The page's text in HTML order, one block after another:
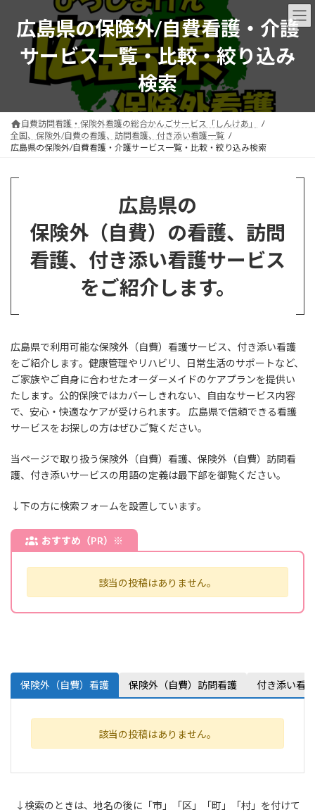
広島県の保険外/自費看護・介護
サービス一覧・比較・絞り込み
検索
自費訪問看護・保険外看護の総合かんごサービス「しんけあ」
全国、保険外/自費の看護、訪問看護、付き添い看護一覧
広島県の保険外/自費看護・介護サービス一覧・比較・絞り込み検索
広島県の
保険外（自費）の看護、訪問
看護、付き添い看護サービス
をご紹介します。
広島県で利用可能な保険外（自費）看護サービス、付き添い看護
をご紹介します。健康管理やリハビリ、日常生活のサポートなど、
ご家族やご自身に合わせたオーダーメイドのケアプランを提供い
たします。公的保険ではカバーしきれない、自由なサービス内容
で、安心・快適なケアが受けられます。 広島県で信頼できる看護
サービスをお探しの方はぜひご覧ください。
当ページで取り扱う保険外（自費）看護、保険外（自費）訪問看
護、付き添いサービスの用語の定義は最下部を御覧ください。
↓下の方に検索フォームを設置しています。
おすすめ（PR）※
該当の投稿はありません。
保険外（自費）看護 保険外（自費）訪問看護 付き添い看護
該当の投稿はありません。
↓検索のときは、地名の後に「市」「区」「町」「村」を付けて